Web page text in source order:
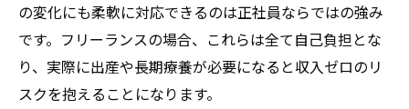
の変化にも柔軟に対応できるのは正社員ならではの強み
です。フリーランスの場合、これらは全て自己負担とな
り、実際に出産や長期療養が必要になると収入ゼロのリ
スクを抱えることになります。